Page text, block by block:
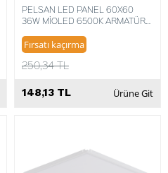
PELSAN LED PANEL 60X60
36W MİOLED 6500K ARMATÜR
Fırsatı kaçırma
250,34 TL
148,13 TL Ürüne Git